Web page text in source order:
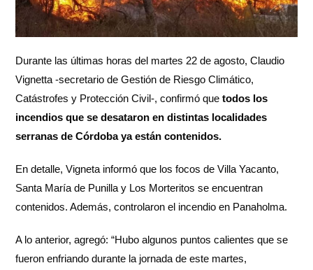
Durante las últimas horas del martes 22 de agosto, Claudio
Vignetta -secretario de Gestión de Riesgo Climático,
Catástrofes y Protección Civil-, confirmó que todos los
incendios que se desataron en distintas localidades
serranas de Córdoba ya están contenidos.
En detalle, Vigneta informó que los focos de Villa Yacanto,
Santa María de Punilla y Los Morteritos se encuentran
contenidos. Además, controlaron el incendio en Panaholma.
A lo anterior, agregó: “Hubo algunos puntos calientes que se
fueron enfriando durante la jornada de este martes,